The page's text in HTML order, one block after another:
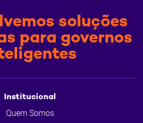
soluções
para governos
Institucional
Quem Somos